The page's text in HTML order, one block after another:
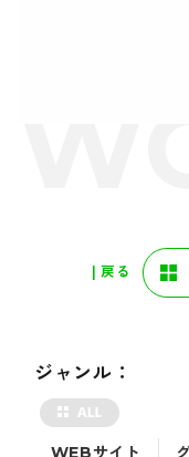
| 戻る
ジャンル：
WEBサイト